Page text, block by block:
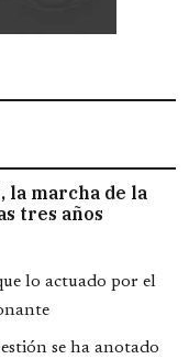
la marcha de la
tres años
lo actuado por el
se ha anotado